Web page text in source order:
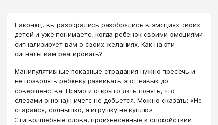
Наконец, вы разобрались разобрались в эмоциях своих
детей и уже понимаете, когда ребенок своими эмоциями
сигнализирует вам о своих желаниях. Как на эти
сигналы вам реагировать?
Манипулятивные показные страдания нужно пресечь и
не позволять ребенку развивать этот навык до
совершенства. Прямо и открыто дать понять, что
слезами он(она) ничего не добьется. Можно сказать: «Не
старайся, солнышко, я игрушку не куплю».
Эти волшебные слова, произнесенные в спокойствии